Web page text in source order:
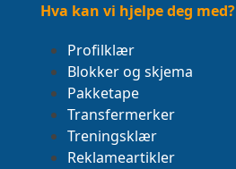
Hva kan vi hjelpe deg med?
Profilklær
Blokker og skjema
Pakketape
Transfermerker
Treningsklær
Reklameartikler